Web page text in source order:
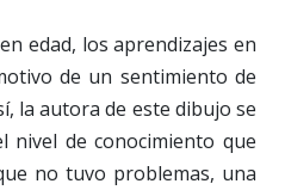
edad, los aprendizajes en
de un sentimiento de
la autora de este dibujo se
nivel de conocimiento que
no tuvo problemas, una